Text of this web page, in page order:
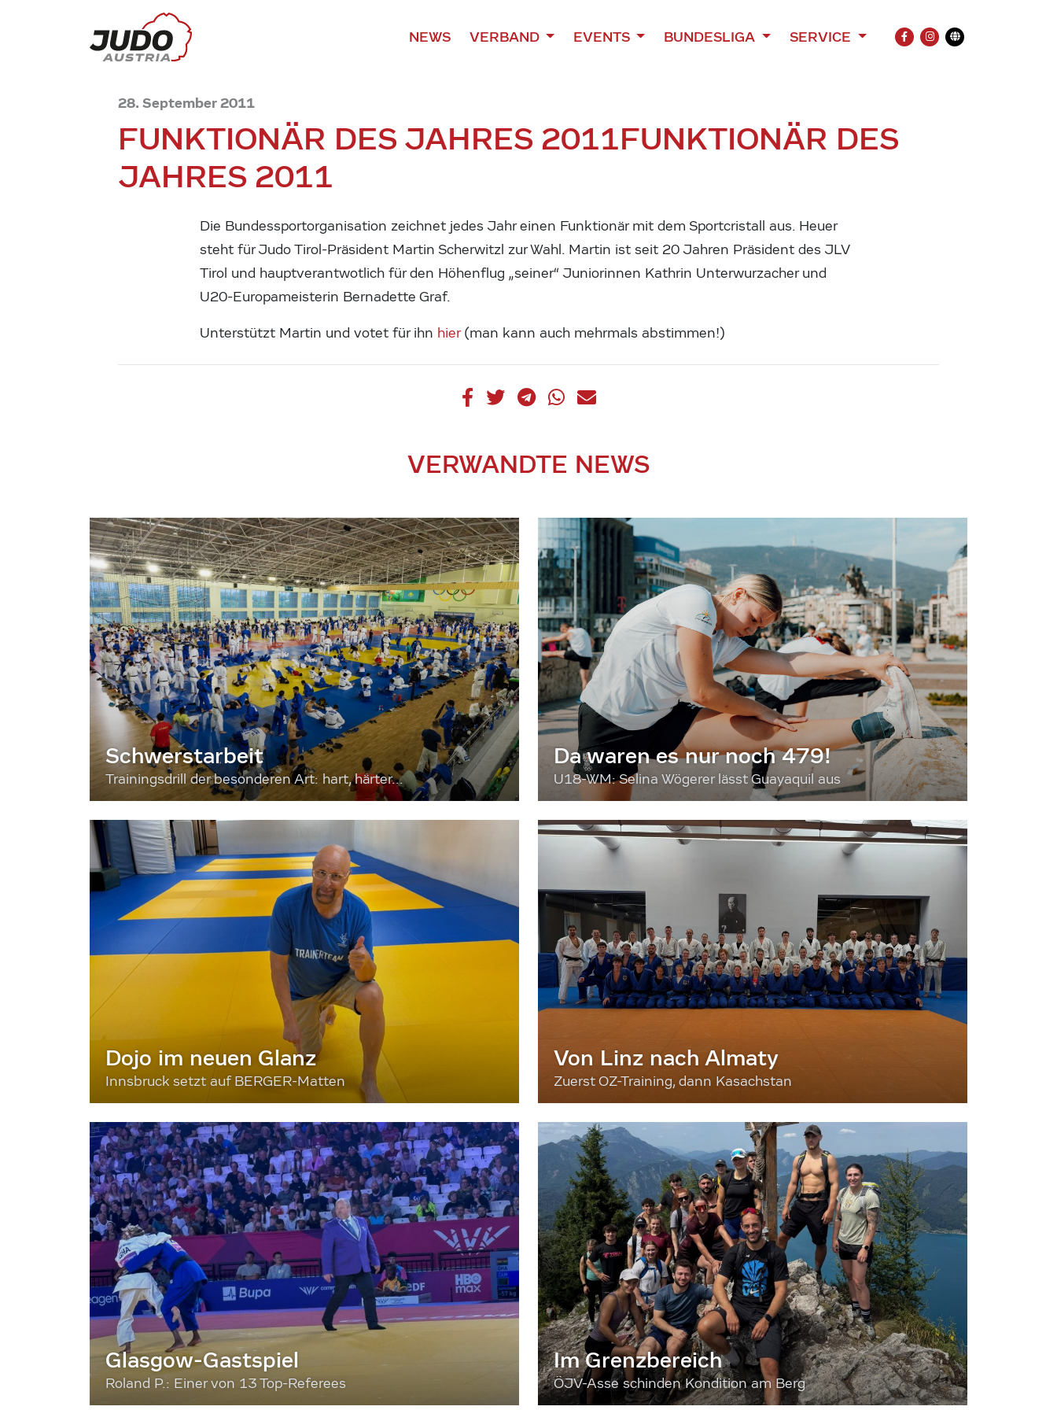
NEWS VERBAND EVENTS BUNDESLIGA SERVICE
FACEBOOK
INSTAGRAM
Übersetzung
28. September 2011
FUNKTIONÄR DES JAHRES 2011FUNKTIONÄR DES
JAHRES 2011
Die Bundessportorganisation zeichnet jedes Jahr einen Funktionär mit dem Sportcristall aus. Heuer
steht für Judo Tirol-Präsident Martin Scherwitzl zur Wahl. Martin ist seit 20 Jahren Präsident des JLV
Tirol und hauptverantwotlich für den Höhenflug „seiner“ Juniorinnen Kathrin Unterwurzacher und
U20-Europameisterin Bernadette Graf.
Unterstützt Martin und votet für ihn hier(man kann auch mehrmals abstimmen!)
VERWANDTE NEWS
Schwerstarbeit
Trainingsdrill der besonderen Art: hart, härter...
Da waren es nur noch 479!
U18-WM: Selina Wögerer lässt Guayaquil aus
Dojo im neuen Glanz
Innsbruck setzt auf BERGER-Matten
Von Linz nach Almaty
Zuerst OZ-Training, dann Kasachstan
Glasgow-Gastspiel
Roland P.: Einer von 13 Top-Referees
Im Grenzbereich
ÖJV-Asse schinden Kondition am Berg